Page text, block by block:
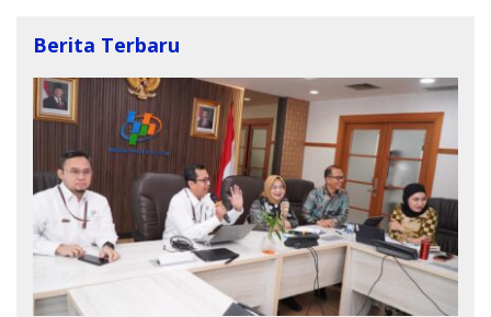
Berita Terbaru